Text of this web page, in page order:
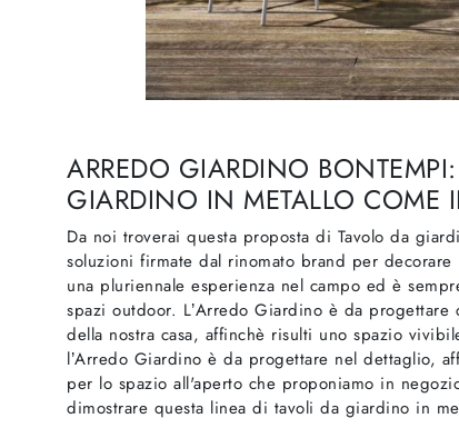
ARREDO GIARDINO
GIARDINO IN METALLO COME
Da noi troverai questa proposta di Tavolo da
soluzioni firmate dal rinomato brand per
una pluriennale esperienza nel campo ed è
spazi outdoor. L’Arredo Giardino è da
della nostra casa, affinchè risulti uno spazio
l’Arredo Giardino è da progettare nel dettaglio,
per lo spazio all'aperto che proponiamo in
dimostrare questa linea di tavoli da giardino in